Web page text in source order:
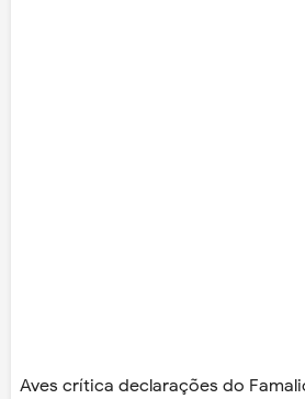
Aves crítica declarações do